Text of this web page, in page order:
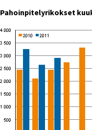
Pahoinpitelyrikokset